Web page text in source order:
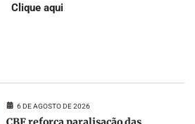
Clique aqui
6 DE AGOSTO DE 2026